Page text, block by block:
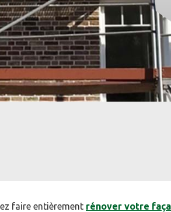
faire entièrement rénover votre